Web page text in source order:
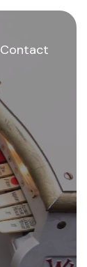
Contact